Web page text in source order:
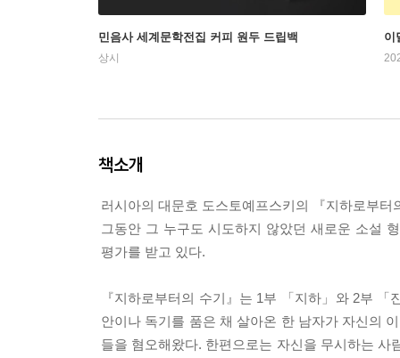
민음사 세계문학전집 커피 원두 드립백
상시
이
책소개
러시아의 대문호 도스토예프스키의 『지하로부
그동안 그 누구도 시도하지 않았던 새로운 소설
평가를 받고 있다.
『지하로부터의 수기』는 1부 「지하」와 2부
안이나 독기를 품은 채 살아온 한 남자가 자신의
들을 혐오해왔다. 한편으로는 자신을 무시하는